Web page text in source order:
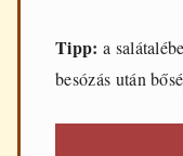
Tipp: a
besózás után